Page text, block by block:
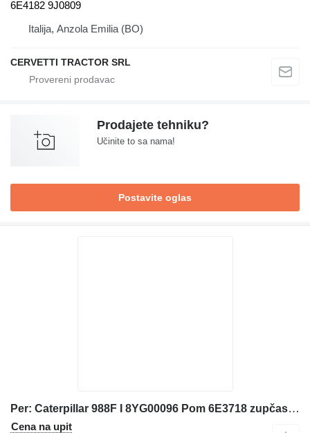
6E4182 9J0809
Italija, Anzola Emilia (BO)
CERVETTI TRACTOR SRL
Prodajete tehniku?
Učinite to sa nama!
Postavite oglas
Per: Caterpillar 988F I 8YG00096 Pom 6E3718 zupčasta pumpa za Caterpillar 988F I 8YG00096 prednjeg utovarivača
Cena na upit